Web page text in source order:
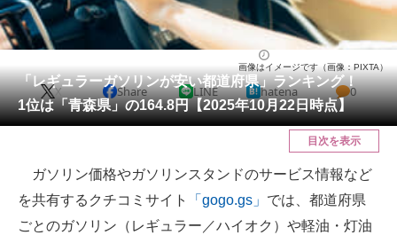
住まい 教育・育児
動物 リサーチ
会員記事
メディア
ITの今と未来を見通す
スマホと通信の最新トレンド
「レギュラーガソリンが安い都道府県」ランキング！
1位は「青森県」の164.8円【2025年10月22日時点】
画像はイメージです（画像：PIXTA）
X Share LINE hatena 0
目次を表示
ガソリン価格やガソリンスタンドのサービス情報など
を共有するクチコミサイト
「gogo.gs」 では、都道府県
ごとのガソリン（レギュラー／ハイオク）や軽油・灯油